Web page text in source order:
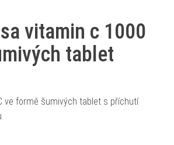
vitamin c 1000
tablet
ve formě šumivých tablet s příchutí